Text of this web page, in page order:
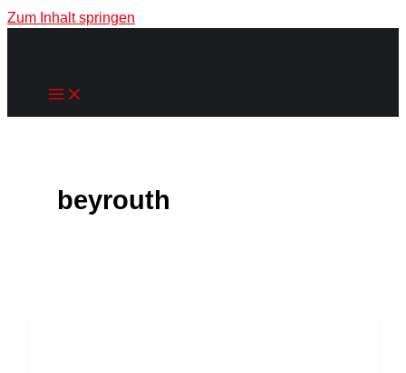
Zum Inhalt springen
beyrouth